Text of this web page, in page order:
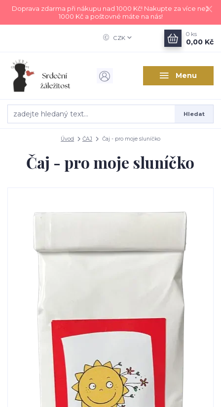
Doprava zdarma při nákupu nad 1000 Kč! Nakupte za více než
1000 Kč a poštovné máte na nás!
Menu
CZK
Hledat
0 ks
0,00 Kč
Úvod ČAJ Čaj - pro moje sluníčko
Čaj - pro moje sluníčko